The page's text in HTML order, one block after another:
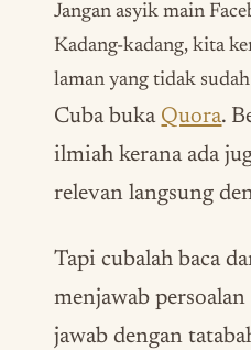
Jangan asyik main
Kadang-kadang, kita
laman yang tidak
Cuba buka Quora.
ilmiah kerana ada
relevan langsung
Tapi cubalah baca
menjawab
jawab dengan